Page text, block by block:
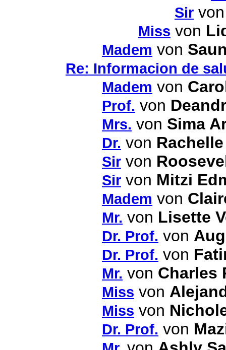
Sir
Miss von
Madem von
Re: Informacion de
Madem von
Prof. von
Mrs. von Sima
Dr. von
Sir von
Sir von Mitzi
Madem von
Mr. von Lisette
Dr. Prof. von
Dr. Prof. von
Mr. von Charles
Miss von
Miss von
Dr. Prof. von